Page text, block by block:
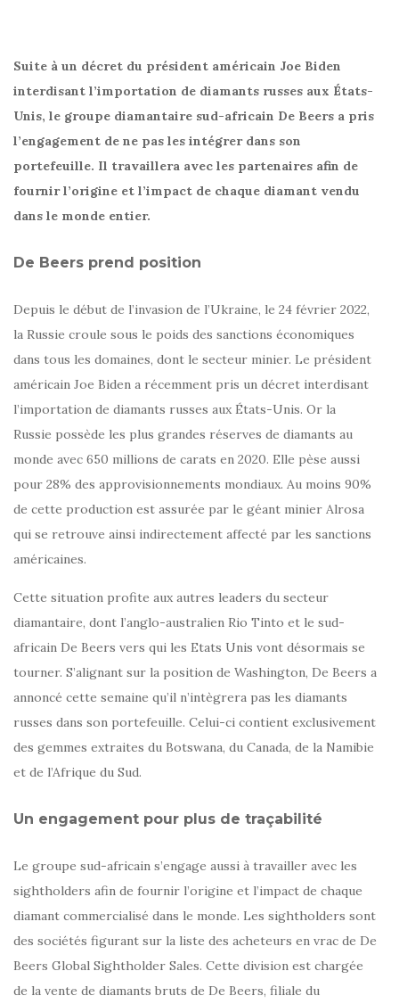
Suite à un décret du président américain Joe Biden
interdisant l’importation de diamants russes aux États-
Unis, le groupe diamantaire sud-africain De Beers a pris
l’engagement de ne pas les intégrer dans son
portefeuille. Il travaillera avec les partenaires afin de
fournir l’origine et l’impact de chaque diamant vendu
dans le monde entier.
De Beers prend position
Depuis le début de l’invasion de l’Ukraine, le 24 février 2022,
la Russie croule sous le poids des sanctions économiques
dans tous les domaines, dont le secteur minier. Le président
américain Joe Biden a récemment pris un décret interdisant
l’importation de diamants russes aux États-Unis. Or la
Russie possède les plus grandes réserves de diamants au
monde avec 650 millions de carats en 2020. Elle pèse aussi
pour 28% des approvisionnements mondiaux. Au moins 90%
de cette production est assurée par le géant minier Alrosa
qui se retrouve ainsi indirectement affecté par les sanctions
américaines.
Cette situation profite aux autres leaders du secteur
diamantaire, dont l’anglo-australien Rio Tinto et le sud-
africain De Beers vers qui les Etats Unis vont désormais se
tourner. S’alignant sur la position de Washington, De Beers a
annoncé cette semaine qu’il n’intègrera pas les diamants
russes dans son portefeuille. Celui-ci contient exclusivement
des gemmes extraites du Botswana, du Canada, de la Namibie
et de l’Afrique du Sud.
Un engagement pour plus de traçabilité
Le groupe sud-africain s’engage aussi à travailler avec les
sightholders afin de fournir l’origine et l’impact de chaque
diamant commercialisé dans le monde. Les sightholders sont
des sociétés figurant sur la liste des acheteurs en vrac de De
Beers Global Sightholder Sales. Cette division est chargée
de la vente de diamants bruts de De Beers, filiale du